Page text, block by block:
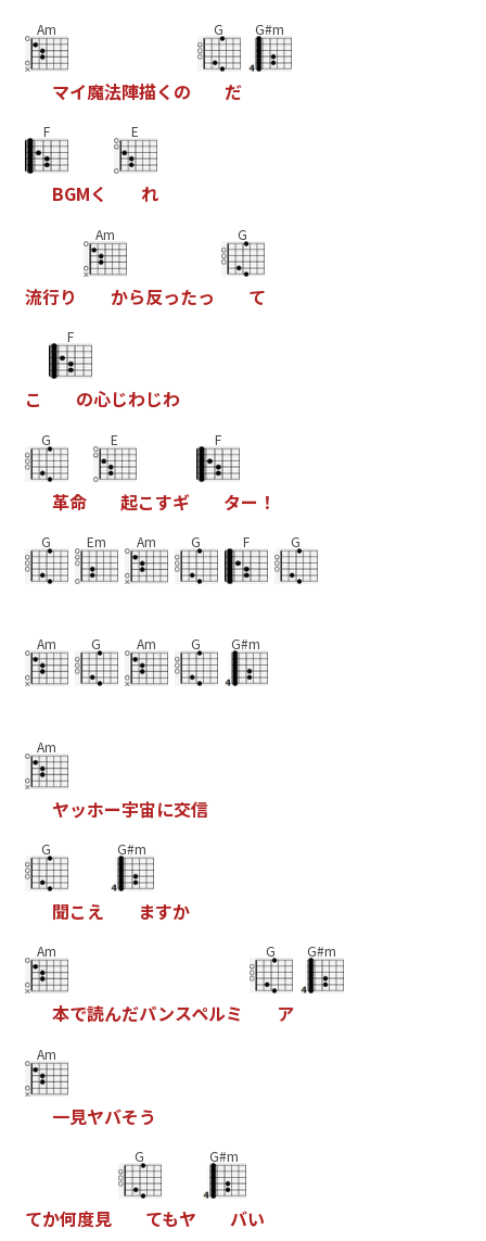
Am
マイ魔法陣描く の
G
だ
G#m
F
BGMく
E
れ
流行り
Am
から反ったっ
G
て
こ
F
の心じわじわ
G
革命
E
起こすギ
F
ター ！
G Em Am G F G
Am G Am G G#m
Am
ヤッホー宇宙に交信
G
聞こえ
G#m
ますか
Am
本で読んだパンスペルミ
G
ア
G#m
Am
一見ヤバそう
てか何度見
G
てもヤ
G#m
バい